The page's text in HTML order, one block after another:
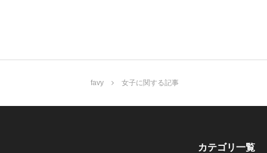
favy 女子に関する記事
カテゴリ一覧